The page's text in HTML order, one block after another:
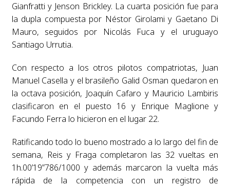
Gianfratti y Jenson Brickley. La cuarta posición fue para
la dupla compuesta por Néstor Girolami y Gaetano Di
Mauro, seguidos por Nicolás Fuca y el uruguayo
Santiago Urrutia.
Con respecto a los otros pilotos compatriotas, Juan
Manuel Casella y el brasileño Galid Osman quedaron en
la octava posición, Joaquín Cafaro y Mauricio Lambiris
clasificaron en el puesto 16 y Enrique Maglione y
Facundo Ferra lo hicieron en el lugar 22.
Ratificando todo lo bueno mostrado a lo largo del fin de
semana, Reis y Fraga completaron las 32 vueltas en
1h.00’19”786/1000 y además marcaron la vuelta más
rápida de la competencia con un registro de